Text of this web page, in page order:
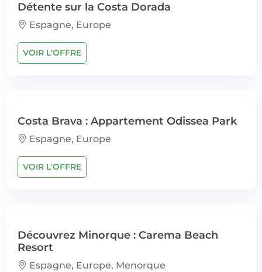
Détente sur la Costa Dorada
Espagne, Europe
VOIR L'OFFRE
Costa Brava : Appartement Odissea Park
Espagne, Europe
VOIR L'OFFRE
Découvrez Minorque : Carema Beach
Resort
Espagne, Europe, Menorque